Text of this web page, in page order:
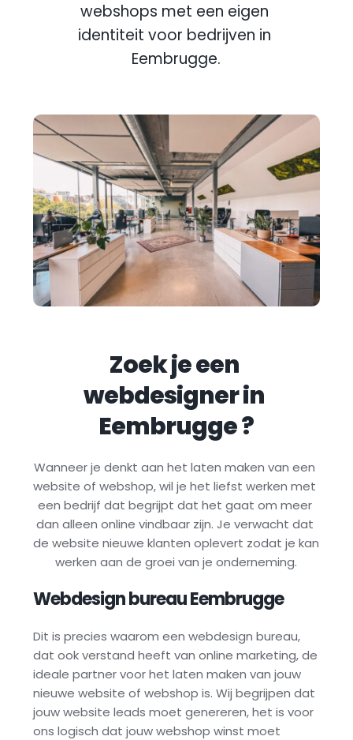
webshops met een eigen
Eembrugge.
Zoek je een
Eembrugge ?
Wanneer je denkt aan het laten maken van een
website of webshop, wil je het liefst werken met
een bedrijf dat begrijpt dat het gaat om meer
dan alleen online vindbaar zijn. Je verwacht dat
de website nieuwe klanten oplevert zodat je kan
werken aan de groei van je onderneming.
Webdesign bureau Eembrugge
Dit is precies waarom een webdesign bureau,
dat ook verstand heeft van online marketing, de
ideale partner voor het laten maken van jouw
nieuwe website of webshop is. Wij begrijpen dat
jouw website leads moet genereren, het is voor
ons logisch dat jouw webshop winst moet